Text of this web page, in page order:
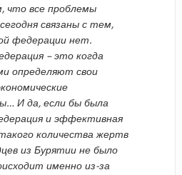
что все проблемы
связаны с тем,
федерации нет.
– это когда
определяют свои
И да, если бы была
и эффективная
количества жертв
из Бурятии не было
именно из-за